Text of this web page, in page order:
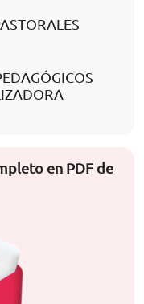
en PDF de